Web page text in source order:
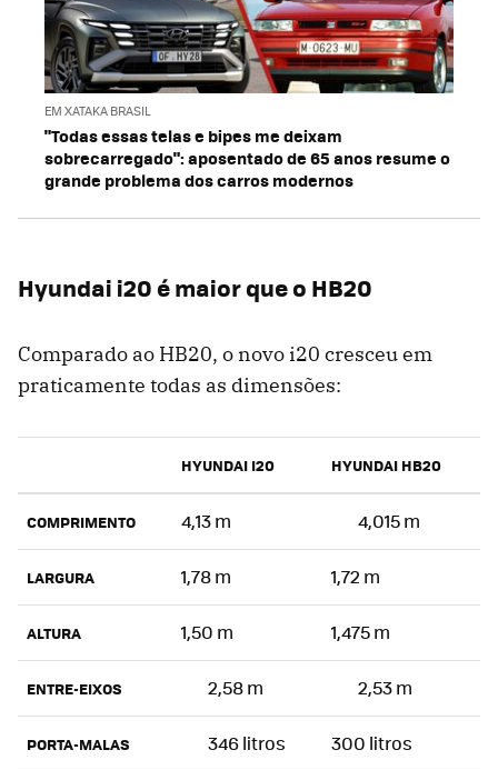
EM XATAKA BRASIL
"Todas essas telas e bipes me deixam
sobrecarregado": aposentado de 65 anos resume o
grande problema dos carros modernos
Hyundai i20 é maior que o HB20
Comparado ao HB20, o novo i20 cresceu em
praticamente todas as dimensões:
HYUNDAI I20 HYUNDAI HB20
COMPRIMENTO 4,13 m 4,015 m
LARGURA 1,78 m 1,72 m
ALTURA 1,50 m 1,475 m
ENTRE-EIXOS 2,58 m 2,53 m
PORTA-MALAS 346 litros 300 litros